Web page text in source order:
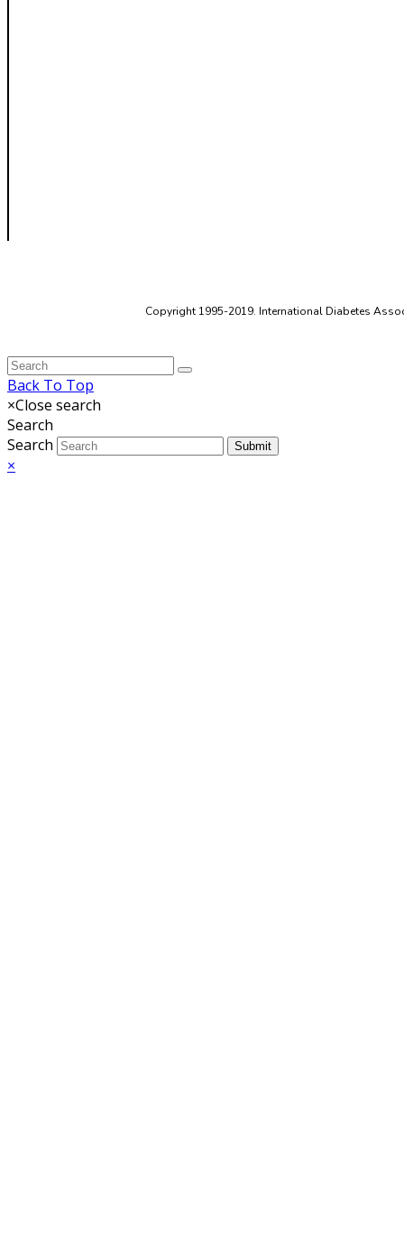
Copyright 1995-2019. International Diabetes
Back To Top
×Close search
Search
Search
Submit
×